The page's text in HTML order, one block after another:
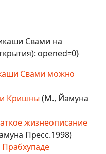
Свами на
opened=0}
Свами можно
Кришны (М., Йамуна
жизнеописание
Пресс.1998)